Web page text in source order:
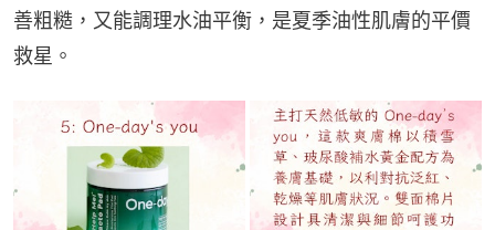
善粗糙，又能調理水油平衡，是夏季油性肌膚的平價
救星。